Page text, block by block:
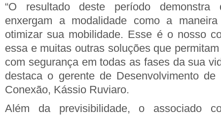
“O resultado deste período demonstra
enxergam a modalidade como a
otimizar sua mobilidade. Esse é o nosso
essa e muitas outras soluções que
com segurança em todas as fases da sua
destaca o gerente de Desenvolvimento
Conexão, Kássio Ruviaro.
Além da previsibilidade, o associado